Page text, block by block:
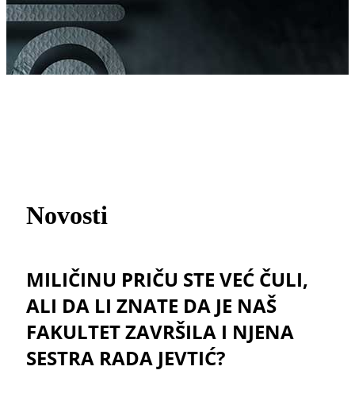
Novosti
MILIČINU PRIČU STE VEĆ ČULI,
ALI DA LI ZNATE DA JE NAŠ
FAKULTET ZAVRŠILA I NJENA
SESTRA RADA JEVTIĆ?